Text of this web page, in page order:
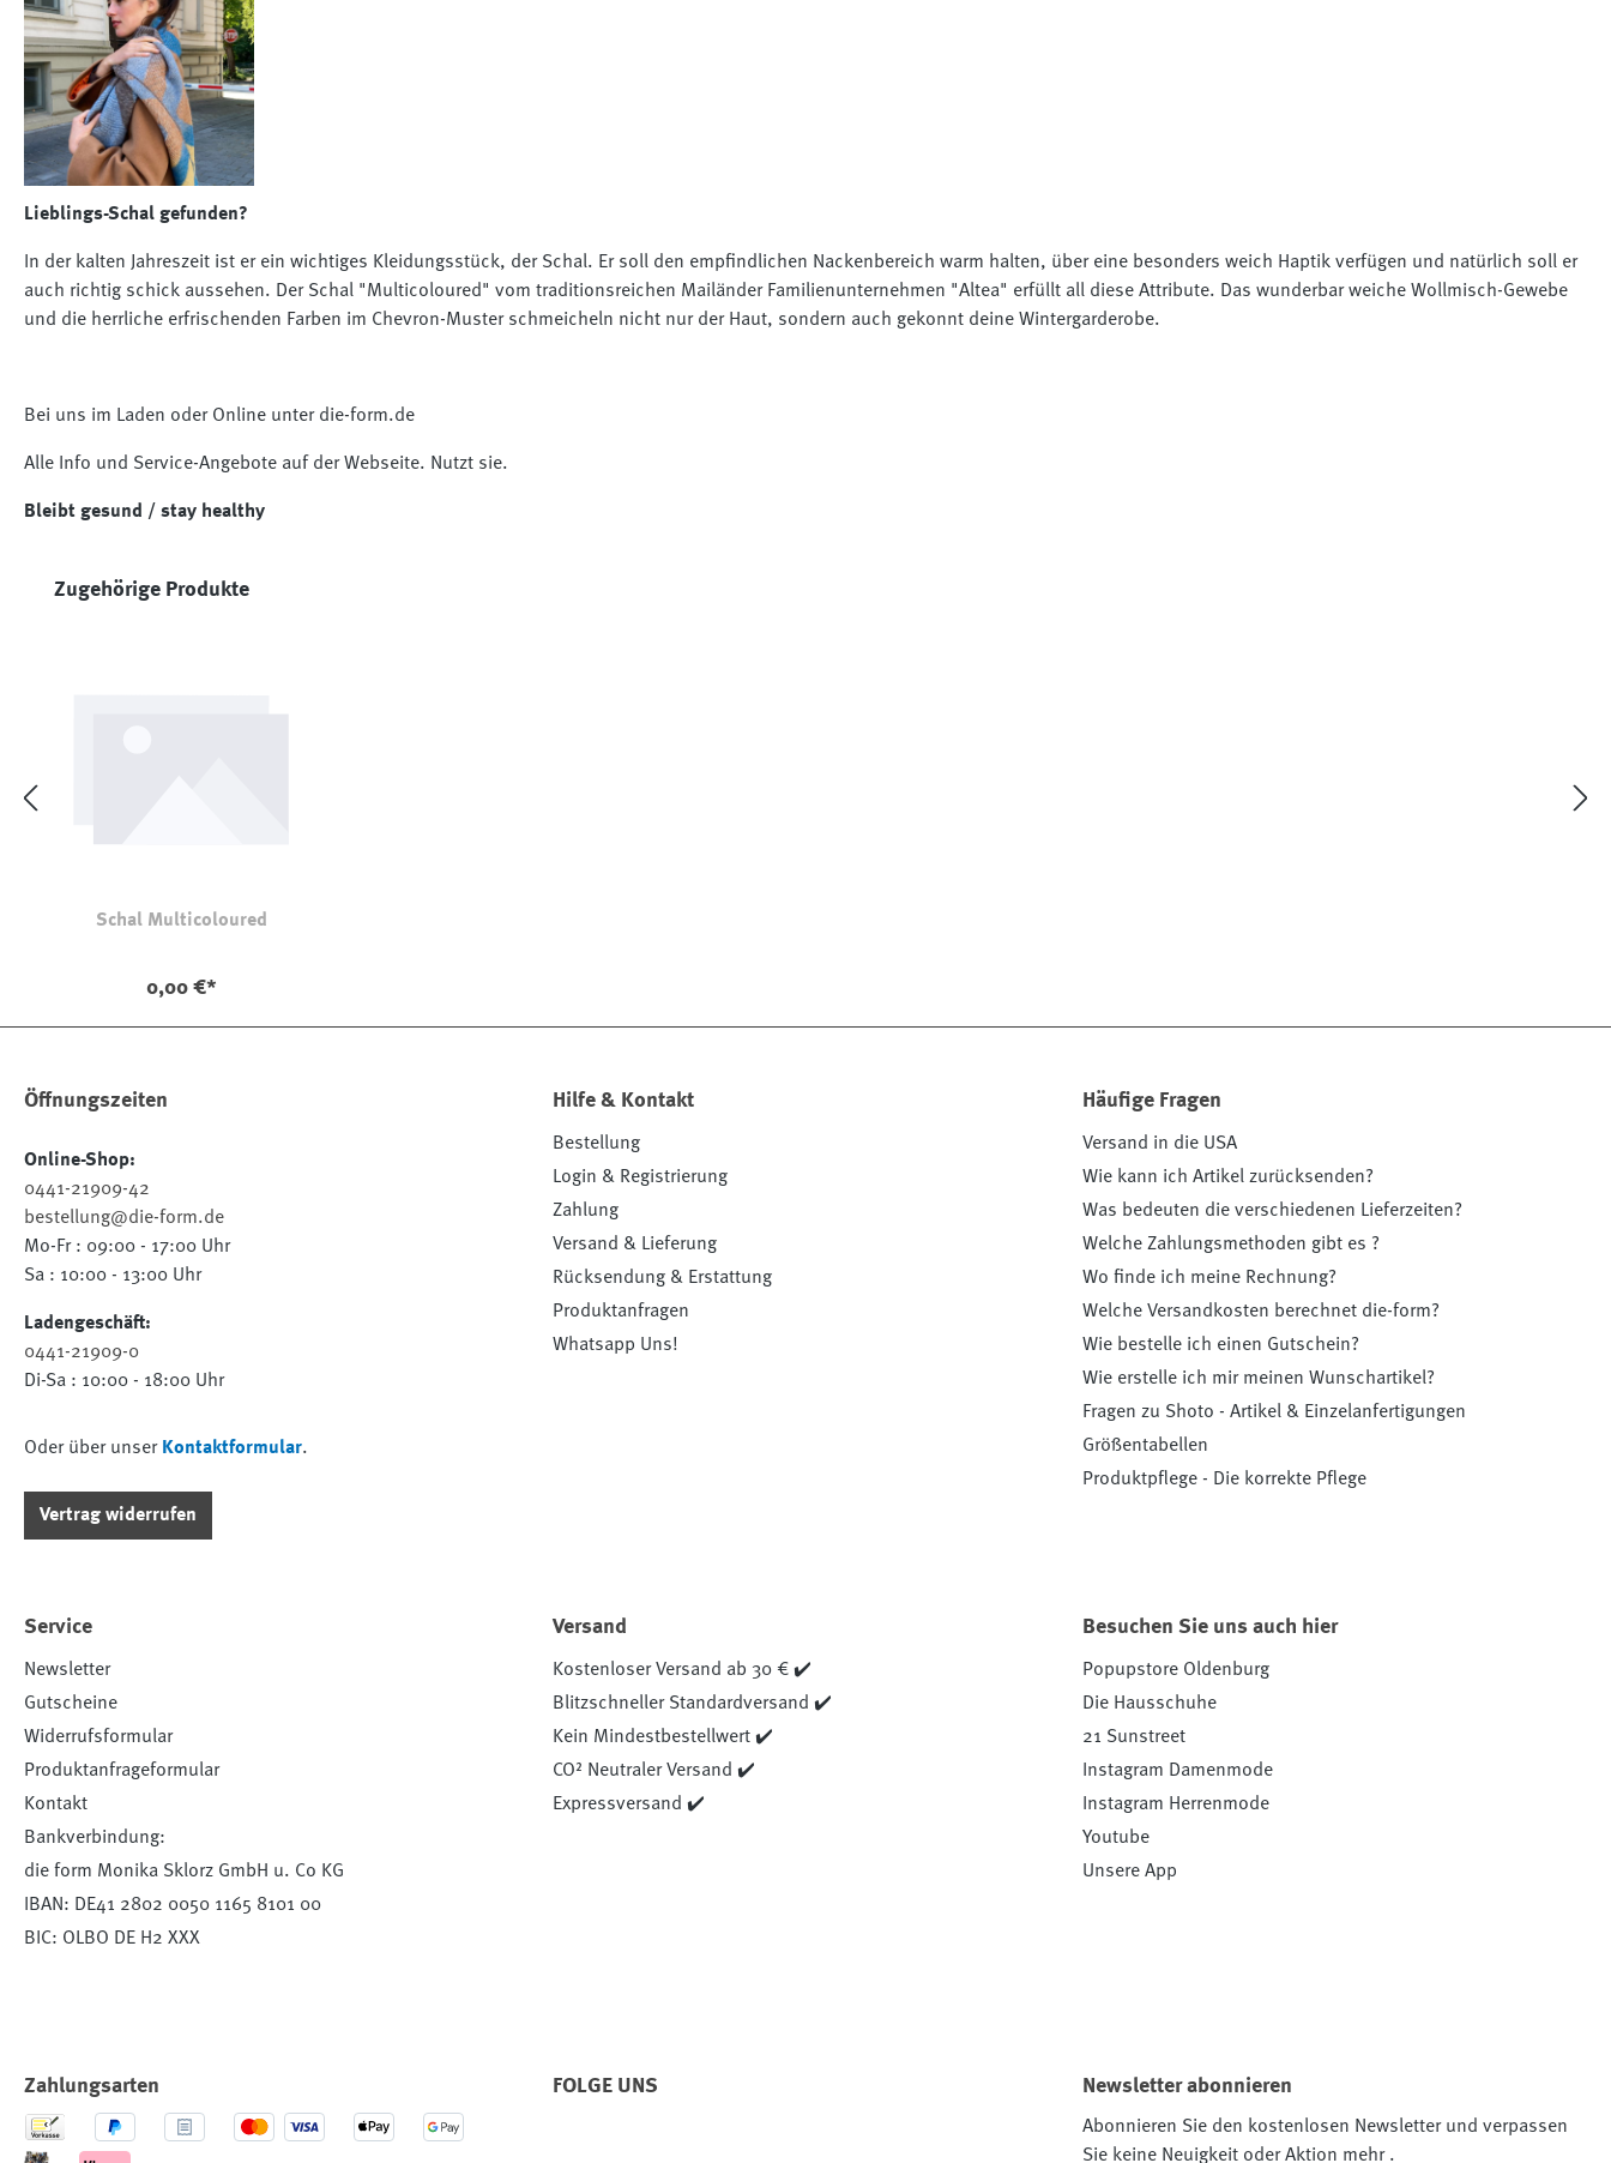
Lieblings-Schal gefunden?
In der kalten Jahreszeit ist er ein wichtiges Kleidungsstück, der Schal. Er soll den empfindlichen Nackenbereich warm halten, über eine besonders weich Haptik verfügen und natürlich soll er
auch richtig schick aussehen. Der Schal "Multicoloured" vom traditionsreichen Mailänder Familienunternehmen "Altea" erfüllt all diese Attribute. Das wunderbar weiche Wollmisch-Gewebe
und die herrliche erfrischenden Farben im Chevron-Muster schmeicheln nicht nur der Haut, sondern auch gekonnt deine Wintergarderobe.
Bei uns im Laden oder Online unter die-form.de
Alle Info und Service-Angebote auf der Webseite. Nutzt sie.
Bleibt gesund / stay healthy
Produktgalerie überspringen
Zugehörige Produkte
Schal Multicoloured
0,00 €*
Öffnungszeiten
Online-Shop:
0441-21909-42
bestellung@die-form.de
Mo-Fr : 09:00 - 17:00 Uhr
Sa : 10:00 - 13:00 Uhr
Ladengeschäft:
0441-21909-0
Di-Sa : 10:00 - 18:00 Uhr
Oder über unser Kontaktformular.
Vertrag widerrufen
Hilfe & Kontakt
Bestellung
Login & Registrierung
Zahlung
Versand & Lieferung
Rücksendung & Erstattung
Produktanfragen
Whatsapp Uns!
Häufige Fragen
Versand in die USA
Wie kann ich Artikel zurücksenden?
Was bedeuten die verschiedenen Lieferzeiten?
Welche Zahlungsmethoden gibt es ?
Wo finde ich meine Rechnung?
Welche Versandkosten berechnet die-form?
Wie bestelle ich einen Gutschein?
Wie erstelle ich mir meinen Wunschartikel?
Fragen zu Shoto - Artikel & Einzelanfertigungen
Größentabellen
Produktpflege - Die korrekte Pflege
Service
Newsletter
Gutscheine
Widerrufsformular
Produktanfrageformular
Kontakt
Bankverbindung:
die form Monika Sklorz GmbH u. Co KG
IBAN: DE41 2802 0050 1165 8101 00
BIC: OLBO DE H2 XXX
Versand
Kostenloser Versand ab 30 € ✔️
Blitzschneller Standardversand ✔️
Kein Mindestbestellwert ✔️
CO² Neutraler Versand ✔️
Expressversand ✔️
Besuchen Sie uns auch hier
Popupstore Oldenburg
Die Hausschuhe
21 Sunstreet
Instagram Damenmode
Instagram Herrenmode
Youtube
Unsere App
Zahlungsarten FOLGE UNS Newsletter abonnieren
Abonnieren Sie den kostenlosen Newsletter und verpassen
Sie keine Neuigkeit oder Aktion mehr .